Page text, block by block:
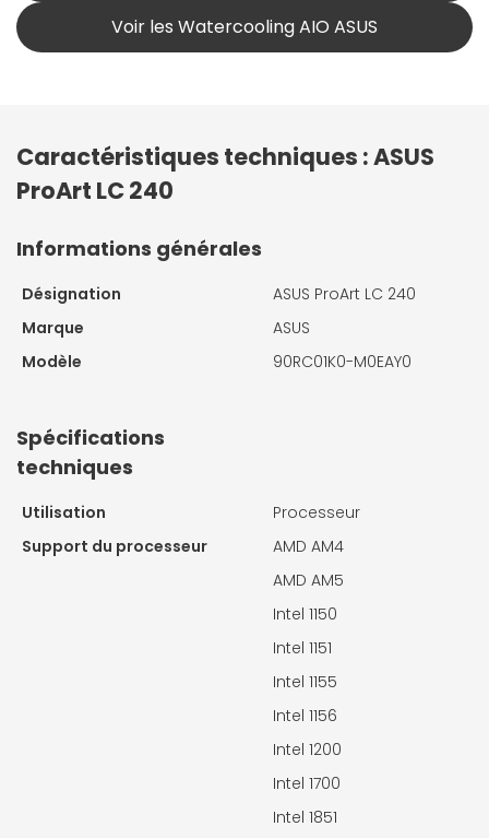
Voir les Watercooling AIO ASUS
Caractéristiques techniques : ASUS
ProArt LC 240
Informations générales
Désignation
ASUS ProArt LC 240
Marque
ASUS
Modèle
90RC01K0-M0EAY0
Spécifications
techniques
Utilisation
Processeur
Support du processeur
AMD AM4
AMD AM5
Intel 1150
Intel 1151
Intel 1155
Intel 1156
Intel 1200
Intel 1700
Intel 1851